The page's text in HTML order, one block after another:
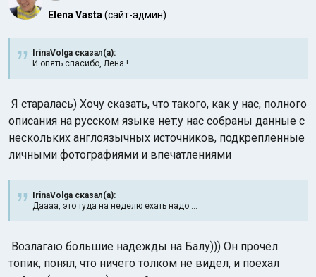
Elena Vasta (сайт-админ)
IrinaVolga сказал(а):
И опять спасибо, Лена !
Я старалась) Хочу сказать, что такого, как у нас, полного
описания на русском языке нет:у нас собраны данные с
нескольких англоязычных источников, подкрепленные
личными фотографиями и впечатлениями
IrinaVolga сказал(а):
Даааа, это туда на неделю ехать надо ...
Возлагаю большие надежды на Балу))) Он прочёл
топик, понял, что ничего толком не видел, и поехал